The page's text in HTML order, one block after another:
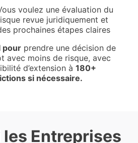
voulez une évaluation du
revue juridiquement et
prochaines étapes claires
pour prendre une décision de
avec moins de risque, avec
d’extension à 180+
si nécessaire.
Entreprises